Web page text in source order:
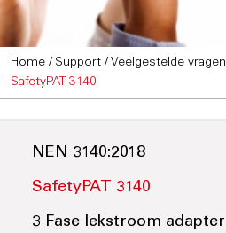
Home / Support / Veelgestelde vragen
SafetyPAT 3140
NEN 3140:2018
SafetyPAT 3140
3 Fase lekstroom adapter